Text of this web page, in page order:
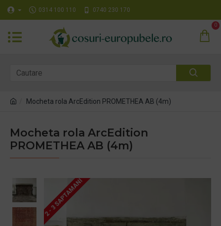
0314 100 110 0740 230 170
0
Mocheta rola ArcEdition PROMETHEA AB (4m)
Mocheta rola ArcEdition
PROMETHEA AB (4m)
2 - 3 SAPTAMANI